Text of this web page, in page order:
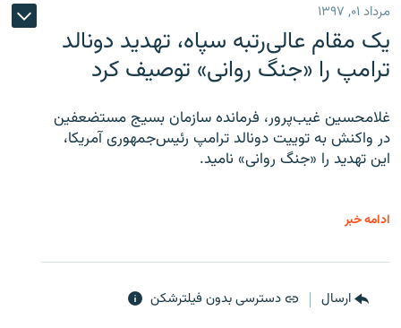
مرداد ۰۱, ۱۳۹۷
یک مقام عالی‌رتبه سپاه، تهدید دونالد
ترامپ را «جنگ روانی» توصیف کرد
غلامحسین غیب‌پرور، فرمانده سازمان بسیج مستضعفین
در واکنش به توییت دونالد ترامپ رئیس‌جمهوری آمریکا،
این تهدید را «جنگ روانی» نامید.
ادامه خبر
ارسال دسترسی بدون فیلترشکن